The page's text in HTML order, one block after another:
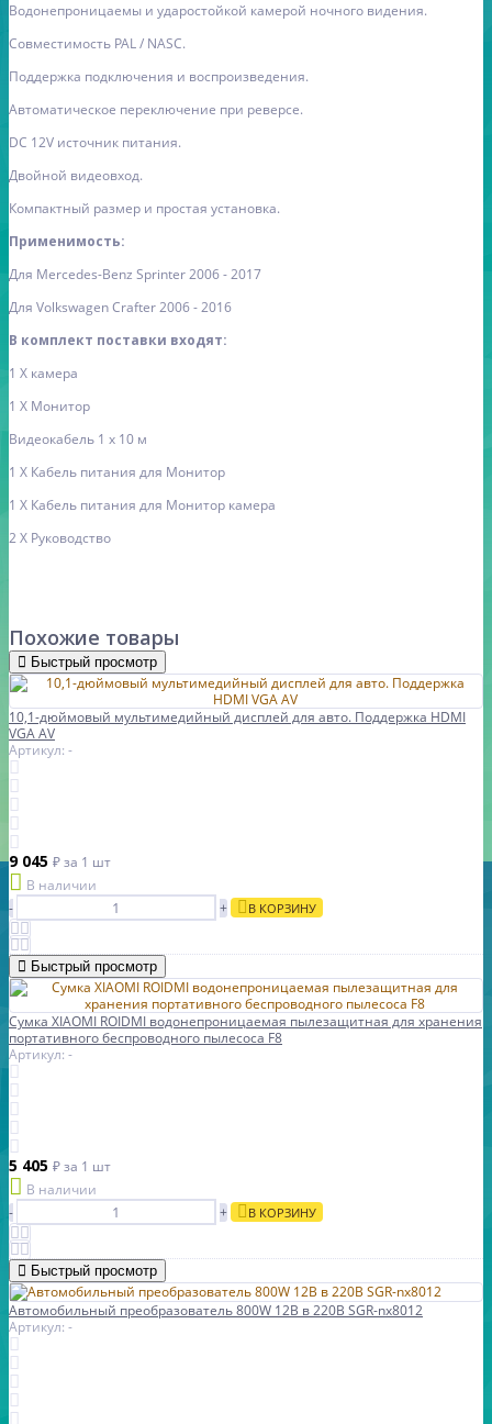
Водонепроницаемы и ударостойкой камерой ночного видения.
Совместимость PAL / NASC.
Поддержка подключения и воспроизведения.
Автоматическое переключение при реверсе.
DC 12V источник питания.
Двойной видеовход.
Компактный размер и простая установка.
Применимость:
Для Mercedes-Benz Sprinter 2006 - 2017
Для Volkswagen Crafter 2006 - 2016
В комплект поставки входят:
1 X камера
1 X Монитор
Видеокабель 1 x 10 м
1 X Кабель питания для Монитор
1 X Кабель питания для Монитор камера
2 X Руководство
Похожие товары
Быстрый просмотр
10,1-дюймовый мультимедийный дисплей для авто. Поддержка HDMI
VGA AV
Артикул: -
9 045 ₽за 1 шт
В наличии
-
+ В КОРЗИНУ
Быстрый просмотр
Сумка XIAOMI ROIDMI водонепроницаемая пылезащитная для хранения
портативного беспроводного пылесоса F8
Артикул: -
5 405 ₽за 1 шт
В наличии
-
+ В КОРЗИНУ
Быстрый просмотр
Автомобильный преобразователь 800W 12В в 220В SGR-nx8012
Артикул: -